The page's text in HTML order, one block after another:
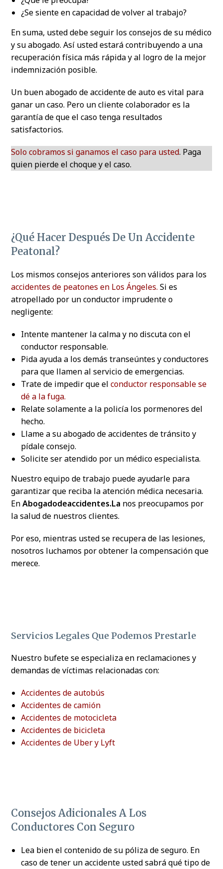
¿Se siente en capacidad de volver al trabajo?
En suma, usted debe seguir los consejos de su médico
y su abogado. Así usted estará contribuyendo a una
recuperación física más rápida y al logro de la mejor
indemnización posible.
Un buen abogado de accidente de auto es vital para
ganar un caso. Pero un cliente colaborador es la
garantía de que el caso tenga resultados
satisfactorios.
Solo cobramos si ganamos el caso para usted. Paga
quien pierde el choque y el caso.
¿Qué Hacer Después De Un Accidente
Peatonal?
Los mismos consejos anteriores son válidos para los
accidentes de peatones en Los Ángeles.Si es
atropellado por un conductor imprudente o
negligente:
Intente mantener la calma y no discuta con el
conductor responsable.
Pida ayuda a los demás transeúntes y conductores
para que llamen al servicio de emergencias.
Trate de impedir que elconductor responsable se
dé a la fuga.
Relate solamente a la policía los pormenores del
hecho.
Llame a su abogado de accidentes de tránsito y
pídale consejo.
Solicite ser atendido por un médico especialista.
Nuestro equipo de trabajo puede ayudarle para
garantizar que reciba la atención médica necesaria.
EnAbogadodeaccidentes.La nos preocupamos por
la salud de nuestros clientes.
Por eso, mientras usted se recupera de las lesiones,
nosotros luchamos por obtener la compensación que
merece.
Servicios Legales Que Podemos Prestarle
Nuestro bufete se especializa en reclamaciones y
demandas de víctimas relacionadas con:
Accidentes de autobús
Accidentes de camión
Accidentes de motocicleta
Accidentes de bicicleta
Accidentes de Uber y Lyft
Consejos Adicionales A Los
Conductores Con Seguro
Lea bien el contenido de su póliza de seguro. En
caso de tener un accidente usted sabrá qué tipo de